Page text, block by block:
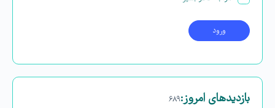
بازدیدهای امروز:۶۸۹